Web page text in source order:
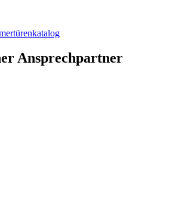
Ansprechpartner